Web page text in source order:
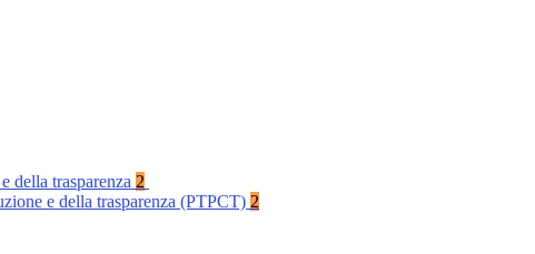
della trasparenza 2
e della trasparenza (PTPCT) 2